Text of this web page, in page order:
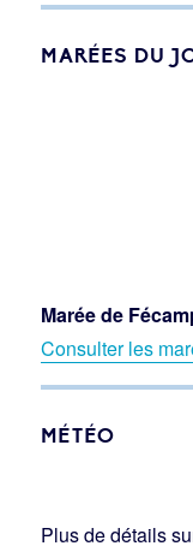
MARÉES DU
Marée de
Consulter les
MÉTÉO
Plus de détails